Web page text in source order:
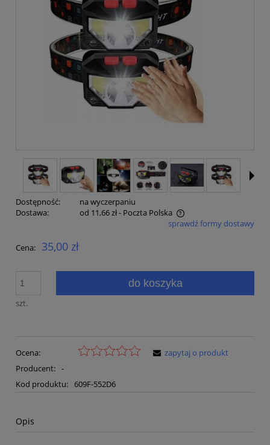
Dostępność:
na wyczerpaniu
Dostawa:
od 11,66 zł- Poczta Polska
Cena nie zawiera ewentualnych kosztów płatnościsprawdź formy dostawy
Cena: 35,00 zł
szt.
do koszyka
Ocena:
Producent: -
Kod produktu: 609F-552D6
zapytaj o produkt
Opis